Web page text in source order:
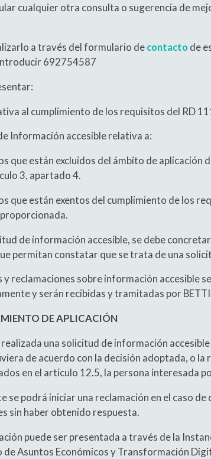
cualquier otra consulta o sugerencia de
a través del formulario decontactode
692754587
al cumplimiento de los requisitos del RD
Información accesible relativa a:
que están excluidos del ámbito de aplicación
3, apartado 4.
que están exentos del cumplimiento de los
de información accesible, se debe
permitan constatar que se trata de una
y reclamaciones sobre información accesible
y serán recibidas y tramitadas por
DE APLICACIÓN
realizada una solicitud de información
de acuerdo con la decisión adoptada, o
en el artículo 12.5, la persona interesada
se podrá iniciar una reclamación en el caso
sin haber obtenido respuesta.
puede ser presentada a través de la
Asuntos Económicos y Transformación